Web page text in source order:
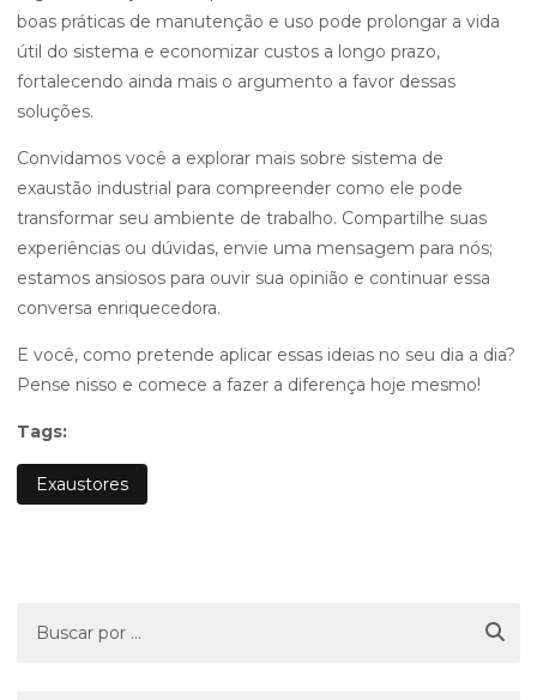
boas práticas de manutenção e uso pode prolongar a vida
útil do sistema e economizar custos a longo prazo,
fortalecendo ainda mais o argumento a favor dessas
soluções.
Convidamos você a explorar mais sobre sistema de
exaustão industrial para compreender como ele pode
transformar seu ambiente de trabalho. Compartilhe suas
experiências ou dúvidas, envie uma mensagem para nós;
estamos ansiosos para ouvir sua opinião e continuar essa
conversa enriquecedora.
E você, como pretende aplicar essas ideias no seu dia a dia?
Pense nisso e comece a fazer a diferença hoje mesmo!
Tags:
Exaustores